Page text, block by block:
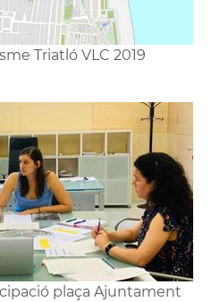
Triatló VLC 2019
plaça Ajuntament